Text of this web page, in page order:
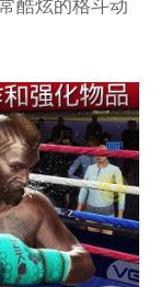
酷炫的格斗动